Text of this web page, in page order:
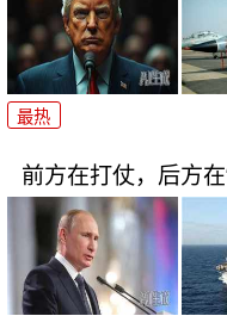
最热
前方在打仗，后方在